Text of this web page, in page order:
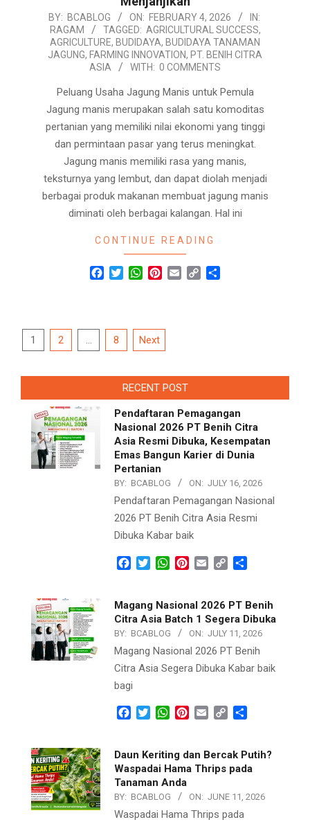
2026-
02-
04
BY: BCABLOG ON: FEBRUARY 4, 2026
IN:
RAGAM
TAGGED: AGRICULTURAL SUCCESS,
AGRICULTURE, BUDIDAYA, BUDIDAYA TANAMAN
JAGUNG, FARMING INNOVATION, PT. BENIH CITRA
ASIA
WITH: 0 COMMENTS
Peluang Usaha Jagung Manis untuk Pemula
Jagung manis merupakan salah satu komoditas
pertanian yang memiliki nilai ekonomi yang tinggi
dan permintaan pasar yang terus meningkat.
Jagung manis memiliki rasa yang manis,
teksturnya yang lembut, dan dapat diolah menjadi
berbagai produk makanan membuat jagung manis
diminati oleh berbagai kalangan. Hal ini
CONTINUE READING
Facebook
TwitterWhatsApp
Pinterest
Email Copy
Posts
1 2 … 8 Next
RECENT POST
Pendaftaran Pemagangan
Nasional 2026 PT Benih Citra
Asia Resmi Dibuka, Kesempatan
Emas Bangun Karier di Dunia
Pertanian
BY: BCABLOG ON: JULY 16, 2026
Pendaftaran Pemagangan Nasional
2026 PT Benih Citra Asia Resmi
Dibuka Kabar baik
Facebook
TwitterWhatsApp
Pinterest
Email Copy
Magang Nasional 2026 PT Benih
Citra Asia Batch 1 Segera Dibuka
BY: BCABLOG ON: JULY 11, 2026
Magang Nasional 2026 PT Benih
Citra Asia Segera Dibuka Kabar baik
bagi
Facebook
TwitterWhatsApp
Pinterest
Email Copy
Daun Keriting dan Bercak Putih?
Waspadai Hama Thrips pada
Tanaman Anda
BY: BCABLOG ON: JUNE 11, 2026
Waspadai Hama Thrips pada